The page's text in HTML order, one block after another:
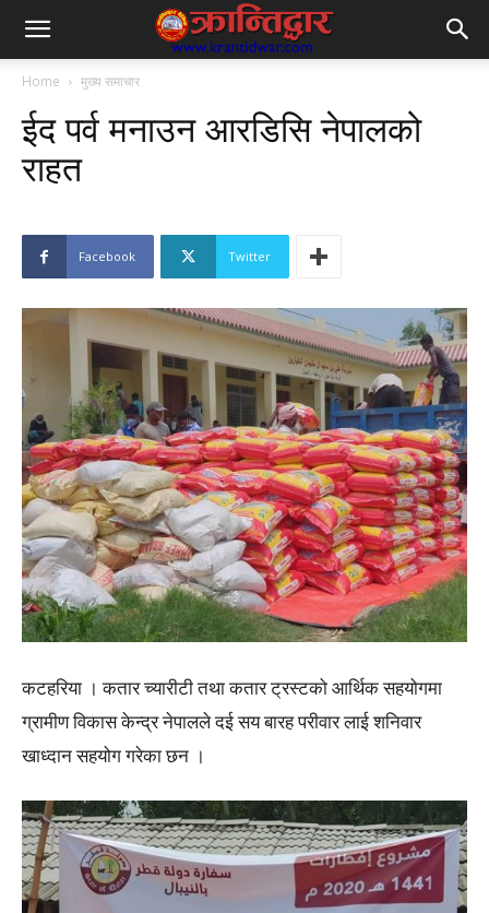
Home मुख्य समाचार
ईद पर्व मनाउन आरडिसि नेपालको
राहत
Facebook Twitter
कटहरिया । कतार च्यारीटी तथा कतार ट्रस्टको आर्थिक सहयोगमा
ग्रामीण विकास केन्द्र नेपालले दई सय बारह परीवार लाई शनिवार
खाध्दान सहयोग गरेका छन ।